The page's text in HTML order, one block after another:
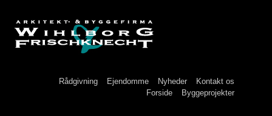
Kontakt os
Nyheder
Ejendomme
Rådgivning
Byggeprojekter
Forside